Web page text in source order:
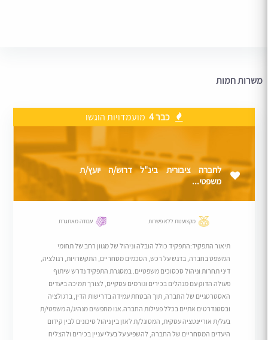
משרות חמות
כבר 4 מועמדויות הוגשו
לחברה ציבורית בינ"ל דרוש/ה יועץ/ת
משפטי...
מקצוענות ללא פשרות עבודה מאתגרת
תיאור התפקיד:התפקיד כולל הובלה וניהול של מגוון רחב של תחומי
המשפט בחברה, בדגש על רכש, הסכמים מסחריים, התקשרויות, רגולציה,
דיני תחרות וניהול סכסוכים משפטיים. במסגרת התפקיד נדרש שיתוף
פעולה הדוק עם מנהלים בכירים וגורמים עסקיים, לצורך תמיכה ביעדים
האסטרטגיים של החברה, תוך הבטחת עמידה בדרישות הדין, ברגולציה
ובסטנדרטים אתיים בכלל פעילות החברה.אנו מחפשים מנהיג/ה משפטי/ת
בעל/ת אוריינטציה עסקית, המסוגל/ת לאזן בין ניהול סיכונים לבין קידום
היעדים המסחריים של החברה, להשפיע על בעלי עניין בכירים ולהצליח